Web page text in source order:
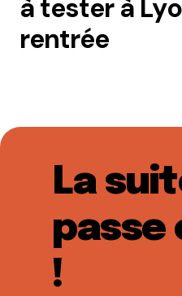
à tester à
rentrée
La
passe
!